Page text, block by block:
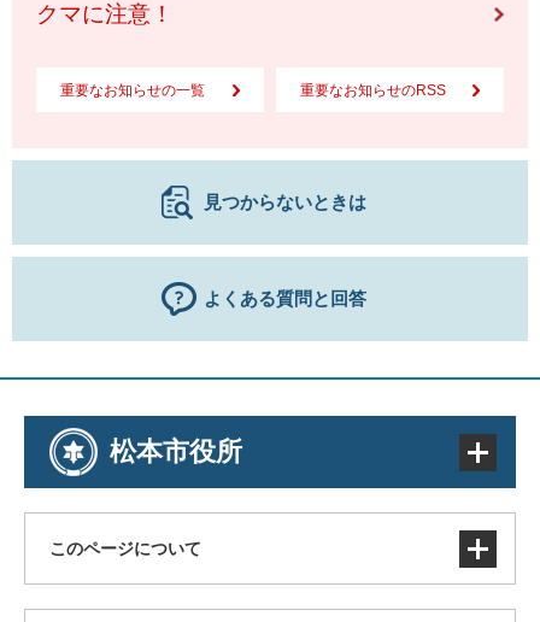
クマに注意！
重要なお知らせの一覧 重要なお知らせのRSS
見つからないときは
よくある質問と回答
松本市役所
このページについて